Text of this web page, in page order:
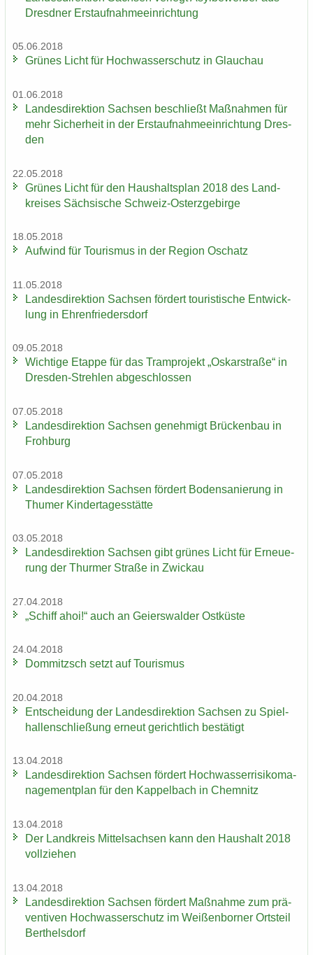
Dresd­ner Erst­auf­nah­me­ein­rich­tung
05.06.2018
Grü­nes Licht für Hoch­was­ser­schutz in Glauch­au
01.06.2018
Lan­des­di­rek­ti­on Sach­sen be­schließt Maß­nah­men für
mehr Si­cher­heit in der Erst­auf­nah­me­ein­rich­tung Dres­
den
22.05.2018
Grü­nes Licht für den Haus­halts­plan 2018 des Land­
krei­ses Säch­si­sche Schweiz-​Osterzgebirge
18.05.2018
Auf­wind für Tou­ris­mus in der Re­gi­on Oschatz
11.05.2018
Lan­des­di­rek­ti­on Sach­sen för­dert tou­ris­ti­sche Ent­wick­
lung in Eh­ren­frie­ders­dorf
09.05.2018
Wich­ti­ge Etap­pe für das Tram­pro­jekt „Os­kar­stra­ße“ in
Dresden-​Strehlen ab­ge­schlos­sen
07.05.2018
Lan­des­di­rek­ti­on Sach­sen ge­neh­migt Brü­cken­bau in
Froh­burg
07.05.2018
Lan­des­di­rek­ti­on Sach­sen för­dert Bo­den­sa­nie­rung in
Thu­mer Kin­der­ta­ges­stät­te
03.05.2018
Lan­des­di­rek­ti­on Sach­sen gibt grü­nes Licht für Er­neue­
rung der Thur­mer Stra­ße in Zwi­ckau
27.04.2018
„Schiff ahoi!“ auch an Gei­ers­wal­der Ost­küs­te
24.04.2018
Dom­mitzsch setzt auf Tou­ris­mus
20.04.2018
Ent­schei­dung der Lan­des­di­rek­ti­on Sach­sen zu Spiel­
hal­len­schlie­ßung er­neut ge­richt­lich be­stä­tigt
13.04.2018
Lan­des­di­rek­ti­on Sach­sen för­dert Hoch­was­ser­ri­si­ko­ma­
nage­ment­plan für den Kap­pel­bach in Chem­nitz
13.04.2018
Der Land­kreis Mit­tel­sach­sen kann den Haus­halt 2018
voll­zie­hen
13.04.2018
Lan­des­di­rek­ti­on Sach­sen för­dert Maß­nah­me zum prä­
ven­ti­ven Hoch­was­ser­schutz im Wei­ßen­bor­ner Orts­teil
Bert­hels­dorf